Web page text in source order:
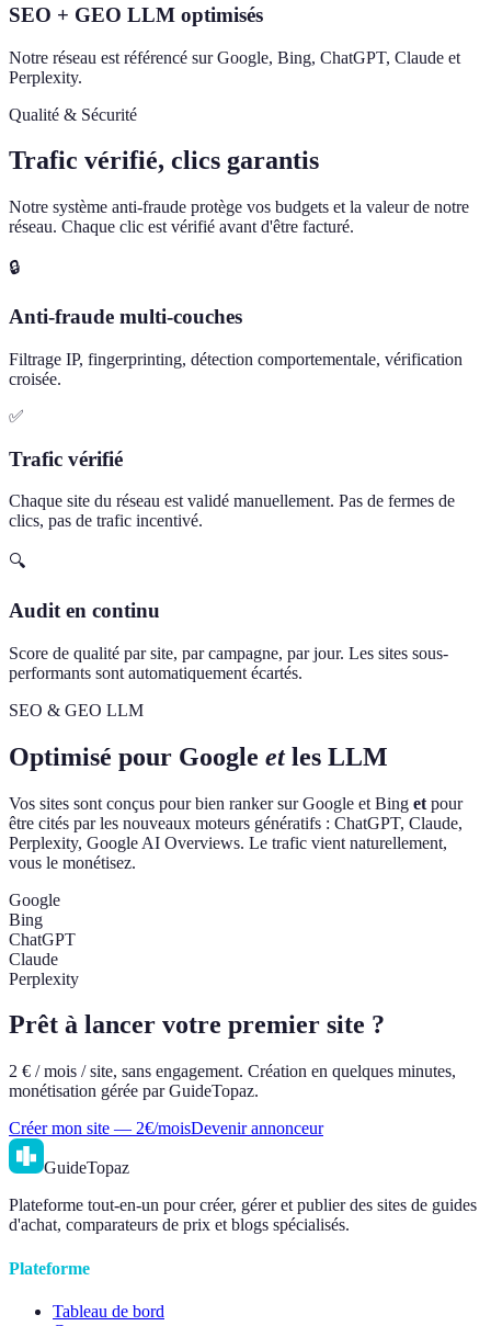
SEO + GEO LLM optimisés
Notre réseau est référencé sur Google, Bing, ChatGPT, Claude et
Perplexity.
Qualité & Sécurité
Trafic vérifié, clics garantis
Notre système anti-fraude protège vos budgets et la valeur de notre
réseau. Chaque clic est vérifié avant d'être facturé.
🔒
Anti-fraude multi-couches
Filtrage IP, fingerprinting, détection comportementale, vérification
croisée.
✅
Trafic vérifié
Chaque site du réseau est validé manuellement. Pas de fermes de
clics, pas de trafic incentivé.
🔍
Audit en continu
Score de qualité par site, par campagne, par jour. Les sites sous-
performants sont automatiquement écartés.
SEO & GEO LLM
Optimisé pour Google et les LLM
Vos sites sont conçus pour bien ranker sur Google et Bing et pour
être cités par les nouveaux moteurs génératifs : ChatGPT, Claude,
Perplexity, Google AI Overviews. Le trafic vient naturellement,
vous le monétisez.
Google
Bing
ChatGPT
Claude
Perplexity
Prêt à lancer votre premier site ?
2 € / mois / site, sans engagement. Création en quelques minutes,
monétisation gérée par GuideTopaz.
Créer mon site — 2€/moisDevenir annonceur
GuideTopaz
Plateforme tout-en-un pour créer, gérer et publier des sites de guides
d'achat, comparateurs de prix et blogs spécialisés.
Plateforme
Tableau de bord